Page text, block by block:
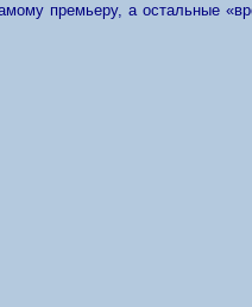
премьеру, а остальные